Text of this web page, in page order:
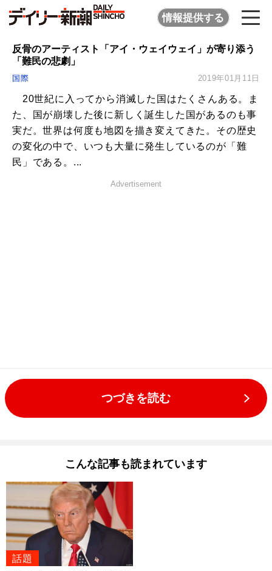
情報提供する
反骨のアーティスト「アイ・ウェイウェイ」が寄り添う
「難民の悲劇」
国際 2019年01月11日
20世紀に入ってから消滅した国はたくさんある。ま
た、国が崩壊した後に新しく誕生した国があるのも事
実だ。世界は何度も地図を描き変えてきた。その歴史
の変化の中で、いつも大量に発生しているのが「難
民」である。...
Advertisement
つづきを読む
こんな記事も読まれています
話題